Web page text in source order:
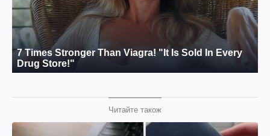
Читайте також